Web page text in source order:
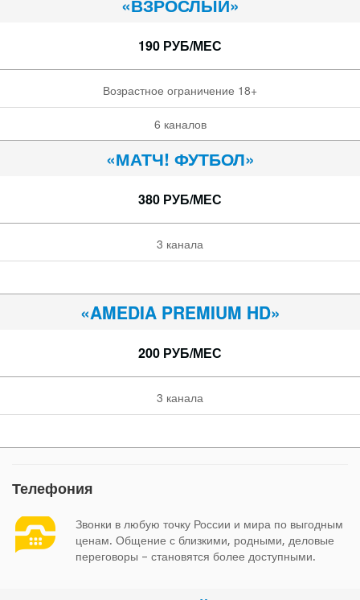
«ВЗРОСЛЫЙ»
190 РУБ/МЕС
Возрастное ограничение 18+
6 каналов
«МАТЧ! ФУТБОЛ»
380 РУБ/МЕС
3 канала
«AMEDIA PREMIUM HD»
200 РУБ/МЕС
3 канала
Телефония
Звонки в любую точку России и мира по выгодным
ценам. Общение с близкими, родными, деловые
переговоры – становятся более доступными.